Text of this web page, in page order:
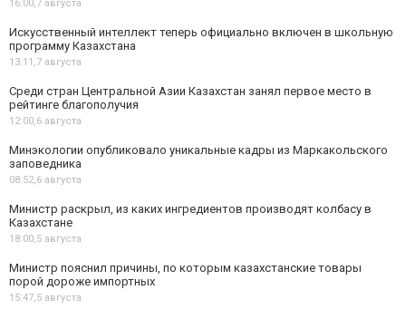
16:00,7 августа
Искусственный интеллект теперь официально включен в школьную
программу Казахстана
13:11,7 августа
Среди стран Центральной Азии Казахстан занял первое место в
рейтинге благополучия
12:00,6 августа
Минэкологии опубликовало уникальные кадры из Маркакольского
заповедника
08:52,6 августа
Министр раскрыл, из каких ингредиентов производят колбасу в
Казахстане
18:00,5 августа
Министр пояснил причины, по которым казахстанские товары
порой дороже импортных
15:47,5 августа